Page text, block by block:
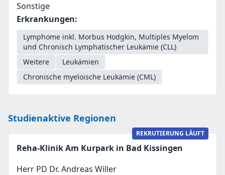
Sonstige
Erkrankungen:
Lymphome inkl. Morbus Hodgkin, Multiples Myelom
und Chronisch Lymphatischer Leukämie (CLL)
Weitere
Leukämien
Chronische myeloische Leukämie (CML)
Studienaktive Regionen
REKRUTIERUNG LÄUFT
Reha-Klinik Am Kurpark in Bad Kissingen
Herr PD Dr. Andreas Willer